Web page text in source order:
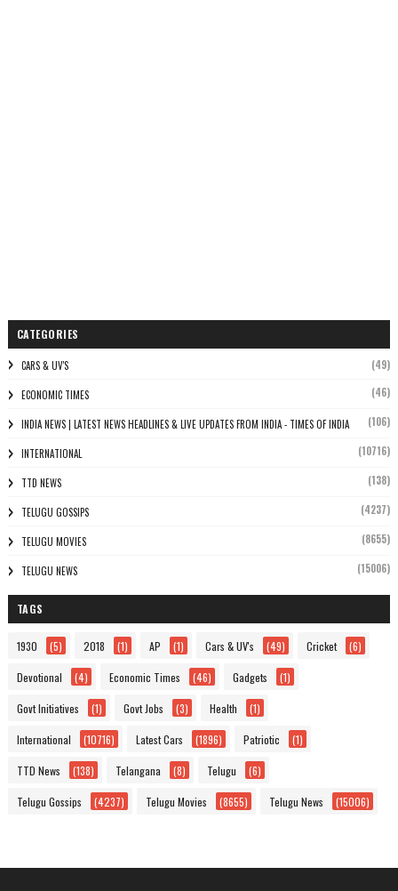
CATEGORIES
CARS & UV'S (49)
ECONOMIC TIMES (46)
INDIA NEWS | LATEST NEWS HEADLINES & LIVE UPDATES FROM INDIA - TIMES OF INDIA (106)
INTERNATIONAL (10716)
TTD NEWS (138)
TELUGU GOSSIPS (4237)
TELUGU MOVIES (8655)
TELUGU NEWS (15006)
TAGS
1930 (5) 2018 (1) AP (1) Cars & UV's (49) Cricket (6)
Devotional (4) Economic Times (46) Gadgets (1)
Govt Initiatives (1) Govt Jobs (3) Health (1)
International (10716) Latest Cars (1896) Patriotic (1)
TTD News (138) Telangana (8) Telugu (6)
Telugu Gossips (4237) Telugu Movies (8655) Telugu News (15006)